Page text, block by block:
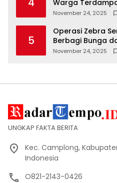
Warga
November 24, 2025
5
Operasi Zebra
Berbagi Bunga
Tertib Lalin
November 24, 2025
UNGKAP FAKTA BERITA
Kec. Camplong,
Indonesia
O821-2143-0426